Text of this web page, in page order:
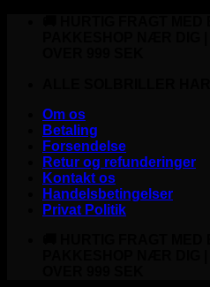
Om os
Betaling
Forsendelse
Retur og refunderinger
Kontakt os
Handelsbetingelser
Privat Politik